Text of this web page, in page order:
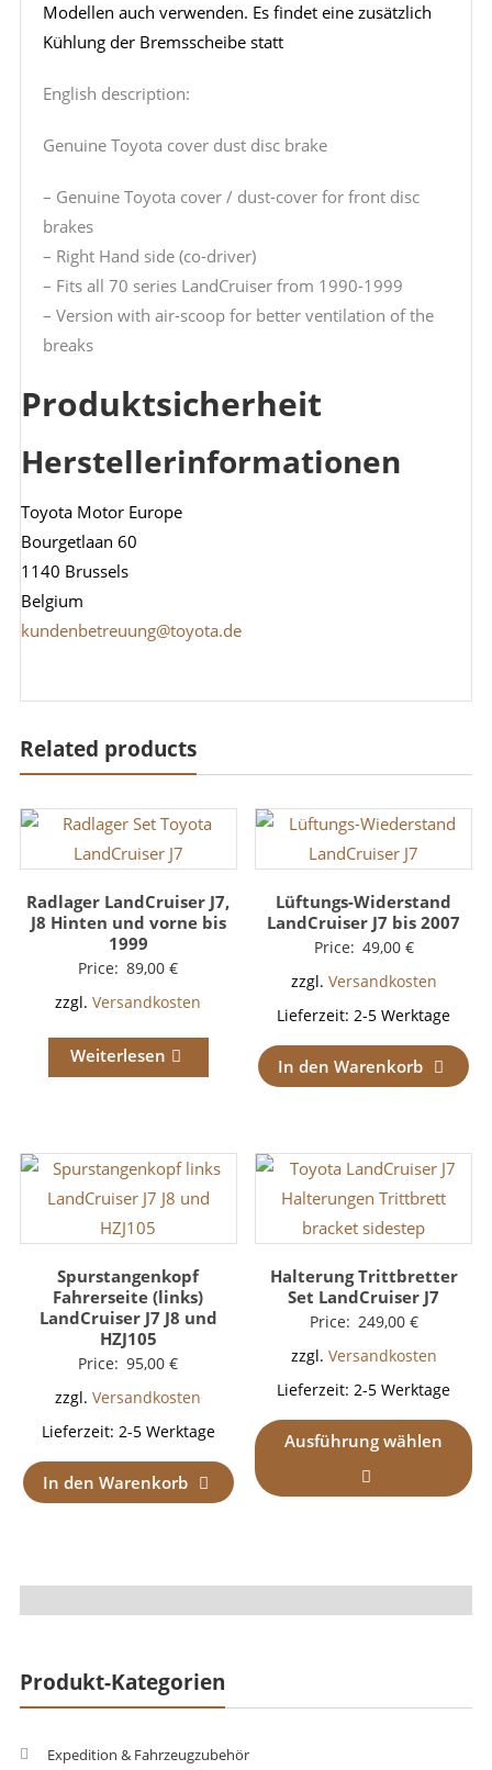
Modellen auch verwenden. Es findet eine zusätzlich
Kühlung der Bremsscheibe statt
English description:
Genuine Toyota cover dust disc brake
– Genuine Toyota cover / dust-cover for front disc
brakes
– Right Hand side (co-driver)
– Fits all 70 series LandCruiser from 1990-1999
– Version with air-scoop for better ventilation of the
breaks
Produktsicherheit
Herstellerinformationen
Toyota Motor Europe
Bourgetlaan 60
1140 Brussels
Belgium
kundenbetreuung@toyota.de
Related products
Radlager LandCruiser J7,
J8 Hinten und vorne bis
1999
Price: 89,00€
zzgl.Versandkosten
Weiterlesen
Lüftungs-Widerstand
LandCruiser J7 bis 2007
Price: 49,00 €
zzgl. Versandkosten
Lieferzeit:2-5 Werktage
In den Warenkorb
Spurstangenkopf
Fahrerseite (links)
LandCruiser J7 J8 und
HZJ105
Price: 95,00€
zzgl.Versandkosten
Lieferzeit: 2-5 Werktage
In den Warenkorb
Halterung Trittbretter
Set LandCruiser J7
Price: 249,00 €
zzgl. Versandkosten
Lieferzeit:2-5 Werktage
Ausführung wählen
Produkt-Kategorien
Expedition & Fahrzeugzubehör